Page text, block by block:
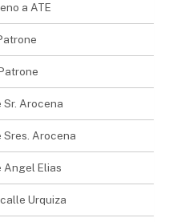
a ATE
Arocena
Arocena
Angel Elias
Urquiza